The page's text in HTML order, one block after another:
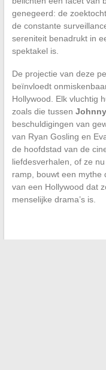
genegeerd: de
de constante
sereniteit benadrukt in
spektakel is.
De projectie van deze
beïnvloedt
Hollywood. Elk vluchtig
zoals die tussen
beschuldigingen van
van Ryan Gosling en
de hoofdstad van de
liefdesverhalen, of ze
ramp, bouwt een mythe
van een Hollywood dat
menselijke drama’s is.